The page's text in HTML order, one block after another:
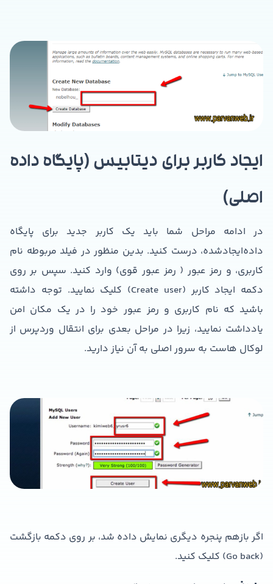
ایجاد کاربر برای دیتابیس (پایگاه داده
اصلی)
در ادامه مراحل شما باید یک کاربر جدید برای پایگاه
داده‌ایجادشده، درست کنید. بدین منظور در فیلد مربوطه نام
کاربری، و رمز عبور ( رمز عبور قوی) وارد کنید. سپس بر روی
دکمه ایجاد کاربر (Create user) کلیک نمایید. توجه داشته
باشید که نام کاربری و رمز عبور خود را در یک مکان امن
یادداشت نمایید، زیرا در مراحل بعدی برای انتقال وردپرس از
لوکال هاست به سرور اصلی به آن نیاز دارید.
اگر بازهم پنجره دیگری نمایش داده شد، بر روی دکمه بازگشت
(Go back) کلیک کنید.